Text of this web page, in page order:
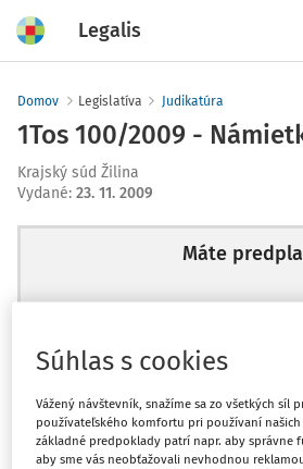
Legalis
Domov Legislatíva Judikatúra
1Tos 100/2009 -
Krajský súd Žilina
Vydané: 23. 11. 2009
Máte
Ups, zatiaľ ste si
začiatok...
Súhlas s cookies
Vážený návštevník, snažíme sa zo všetkých síl
používateľského komfortu pri používaní našich
základné predpoklady patrí napr. aby správne
aby sme vás neobťažovali nevhodnou